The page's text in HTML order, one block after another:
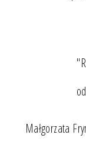
Małgorzata